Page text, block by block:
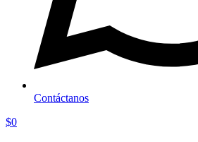
Contáctanos
$0